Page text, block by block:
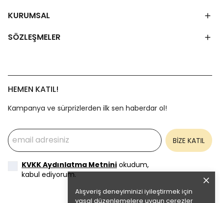
Alışveriş deneyiminizi iyileştirmek için
yasal düzenlemelere uygun çerezler
KURUMSAL
SÖZLEŞMELER
HEMEN KATIL!
Kampanya ve sürprizlerden ilk sen haberdar ol!
BİZE KATIL
KVKK Aydınlatma Metnini okudum,
kabul ediyorum.